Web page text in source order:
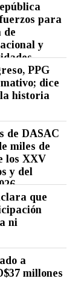
para
de
y
PPG
dice
historia
de DASAC
miles de
los XXV
y del
que
ni
a
millones